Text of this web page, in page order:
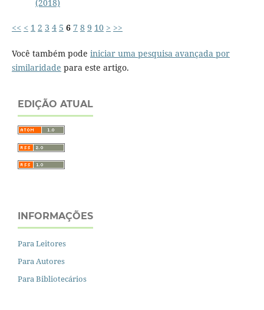
(2018)
<< < 1 2 3 4 5 6 7 8 9 10 > >>
Você também pode iniciar uma pesquisa avançada por
similaridade para este artigo.
EDIÇÃO ATUAL
INFORMAÇÕES
Para Leitores
Para Autores
Para Bibliotecários